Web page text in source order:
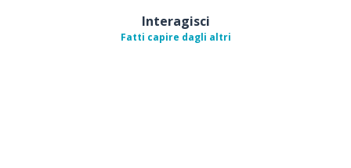
Interagisci
Fatti capire dagli altri